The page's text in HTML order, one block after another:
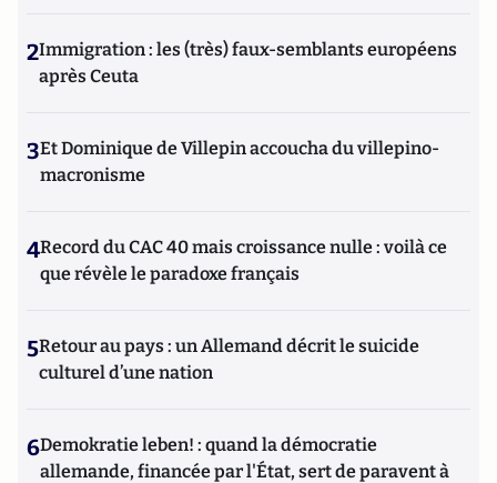
2Immigration : les (très) faux-semblants européens
après Ceuta
3Et Dominique de Villepin accoucha du villepino-
macronisme
4Record du CAC 40 mais croissance nulle : voilà ce
que révèle le paradoxe français
5Retour au pays : un Allemand décrit le suicide
culturel d’une nation
6Demokratie leben! : quand la démocratie
allemande, financée par l'État, sert de paravent à